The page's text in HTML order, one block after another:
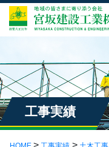
工事実績